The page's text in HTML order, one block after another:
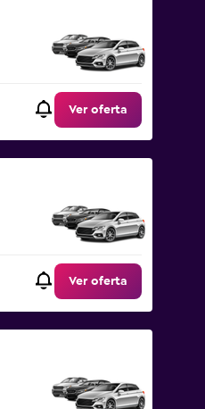
Ver oferta
Ver oferta